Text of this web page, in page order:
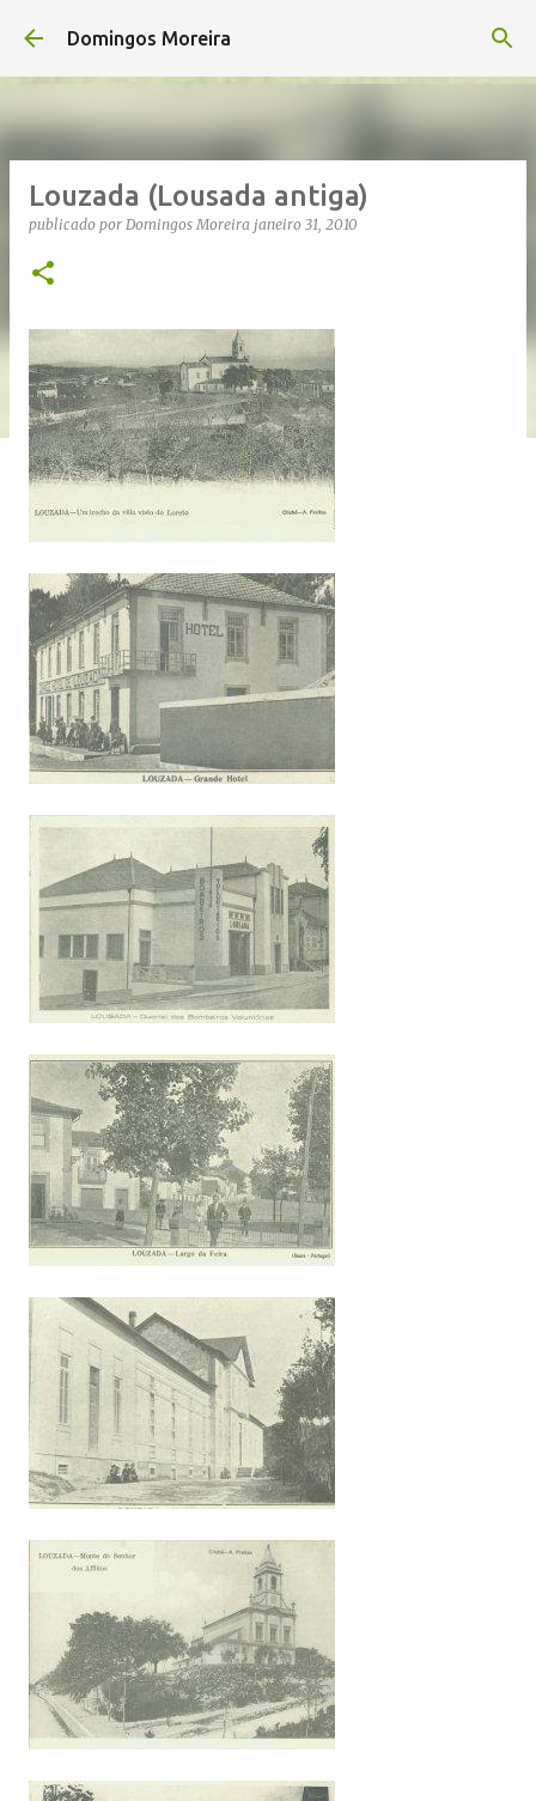
Avançar para o conteúdo principal
Domingos Moreira
Louzada (Lousada antiga)
publicado por Domingos Moreira janeiro 31, 2010